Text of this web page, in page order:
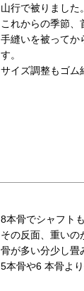
山行で被りました。
これからの季節、
手縫いを被ってか
す。
サイズ調整もゴム
8本骨でシャフト
その反面、重いの
骨が多い分少し畳
5本骨や6 本骨よ